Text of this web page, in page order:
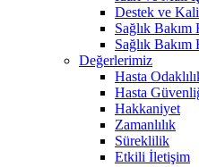
Destek ve
Sağlık
Sağlık Bakım
Değerlerimiz
Hasta
Hasta
Hakkaniyet
Zamanlılık
Süreklilik
Etkili İletişim